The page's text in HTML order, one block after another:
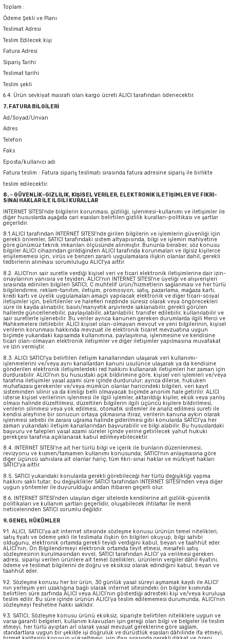
Toplam :
Ödeme Şekli ve Planı
Teslimat Adresi
Teslim Edilecek kişi
Fatura Adresi
Sipariş Tarihi
Teslimat tarihi
Teslim şekli
6.4. Ürün sevkiyat masrafı olan kargo ücreti ALICI tarafından ödenecektir.
7. FATURA BİLGİLERİ
Ad/Soyad/Unvan
Adres
Telefon
Faks
Eposta/kullanıcı adı
Fatura teslim : Fatura sipariş teslimatı sırasında fatura adresine sipariş ile birlikte
teslim edilecektir.
8. - GÜVENLİK-GİZLİLİK, KİŞİSEL VERİLER, ELEKTRONİK İLETİŞİMLER VE FİKRİ-
SINAİ HAKLAR İLE İLGİLİ KURALLAR
INTERNET SİTESİ'nde bilgilerin korunması, gizliliği, işlenmesi-kullanımı ve iletişimler ile
diğer hususlarda aşağıda cari esasları belirtilen gizlilik kuralları-politikası ve şartlar
geçerlidir.
8.1.ALICI tarafından İNTERNET SİTESİ'nde girilen bilgilerin ve işlemlerin güvenliği için
gerekli önlemler, SATICI tarafındaki sistem altyapısında, bilgi ve işlemin mahiyetine
göre günümüz teknik imkanları ölçüsünde alınmıştır. Bununla beraber, söz konusu
bilgiler ALICI cihazından girildiğinden ALICI tarafında korunmaları ve ilgisiz kişilerce
erişilememesi için, virüs ve benzeri zararlı uygulamalara ilişkin olanlar dahil, gerekli
tedbirlerin alınması sorumluluğu ALICI'ya aittir.
8.2. ALICI'nın sair suretle verdiği kişisel veri ve ticari elektronik iletişimlerine dair izin-
onaylarının yanısıra ve teyiden; ALICI'nın İNTERNET SİTESİ'ne üyeliği ve alışverişleri
sırasında edinilen bilgileri SATICI, C muhtelif ürün/hizmetlerin sağlanması ve her türlü
bilgilendirme, reklam-tanıtım, iletişim, promosyon, satış, pazarlama, mağaza kartı,
kredi kartı ve üyelik uygulamaları amaçlı yapılacak elektronik ve diğer ticari-sosyal
iletişimler için, belirtilenler ve halefleri nezdinde süresiz olarak veya öngörecekleri
süre ile kayda alınabilir, basılı/manyetik arşivlerde saklanabilir, gerekli görülen
hallerde güncellenebilir, paylaşılabilir, aktarılabilir, transfer edilebilir, kullanılabilir ve
sair suretlerle işlenebilir. Bu veriler ayrıca kanunen gereken durumlarda ilgili Merci ve
Mahkemelere iletilebilir. ALICI kişisel olan-olmayan mevcut ve yeni bilgilerinin, kişisel
verilerin korunması hakkında mevzuat ile elektronik ticaret mevzuatına uygun
biçimde yukarıdaki kapsamda kullanımına, paylaşımına, işlenmesine ve kendisine
ticari olan-olmayan elektronik iletişimler ve diğer iletişimler yapılmasına muvafakat
ve izin vermiştir.
8.3. ALICI SATICI'ya belirtilen iletişim kanallarından ulaşarak veri kullanımı-
işlenmelerini ve/veya aynı kanallardan kanuni usulünce ulaşarak ya da kendisine
gönderilen elektronik iletişimlerdeki red hakkını kullanarak iletişimleri her zaman için
durdurabilir. ALICI'nın bu husustaki açık bildirimine göre, kişisel veri işlemleri ve/veya
tarafına iletişimler yasal azami süre içinde durdurulur; ayrıca dilerse, hukuken
muhafazası gerekenler ve/veya mümkün olanlar haricindeki bilgileri, veri kayıt
sisteminden silinir ya da kimliği belli olmayacak biçimde anonim hale getirilir. ALICI
isterse kişisel verilerinin işlenmesi ile ilgili işlemler, aktarıldığı kişiler, eksik veya yanlış
olması halinde düzeltilmesi, düzeltilen bilgilerin ilgili üçüncü kişilere bildirilmesi,
verilerin silinmesi veya yok edilmesi, otomatik sistemler ile analiz edilmesi sureti ile
kendisi aleyhine bir sonucun ortaya çıkmasına itiraz, verilerin kanuna aykırı olarak
işlenmesi sebebi ile zarara uğrama halinde giderilmesi gibi konularda SATICI'ya her
zaman yukarıdaki iletişim kanallarından başvurabilir ve bilgi alabilir. Bu hususlardaki
başvuru ve talepleri yasal azami süreler içinde yerine getirilecek yahut hukuki
gerekçesi tarafına açıklanarak kabul edilmeyebilecektir.
8.4. INTERNET SİTESİ'ne ait her türlü bilgi ve içerik ile bunların düzenlenmesi,
revizyonu ve kısmen/tamamen kullanımı konusunda; SATICI'nın anlaşmasına göre
diğer üçüncü sahıslara ait olanlar hariç; tüm fikri-sınai haklar ve mülkiyet hakları
SATICI'ya aittir.
8.5. SATICI yukarıdaki konularda gerekli görebileceği her türlü değişikliği yapma
hakkını saklı tutar; bu değişiklikler SATICI tarafından INTERNET SİTESİ'nden veya diğer
uygun yöntemler ile duyurulduğu andan itibaren geçerli olur.
8.6. INTERNET SİTESİ'nden ulaşılan diğer sitelerde kendilerine ait gizlilik-güvenlik
politikaları ve kullanım şartları geçerlidir, oluşabilecek ihtilaflar ile menfi
neticelerinden SATICI sorumlu değildir.
9. GENEL HÜKÜMLER
9.1. ALICI, SATICI’ya ait internet sitesinde sözleşme konusu ürünün temel nitelikleri,
satış fiyatı ve ödeme şekli ile teslimata ilişkin ön bilgileri okuyup, bilgi sahibi
olduğunu, elektronik ortamda gerekli teyidi verdiğini kabul, beyan ve taahhüt eder.
ALICI’nın; Ön Bilgilendirmeyi elektronik ortamda teyit etmesi, mesafeli satış
sözleşmesinin kurulmasından evvel, SATICI tarafından ALICI' ya verilmesi gereken
adresi, siparişi verilen ürünlere ait temel özellikleri, ürünlerin vergiler dâhil fiyatını,
ödeme ve teslimat bilgilerini de doğru ve eksiksiz olarak edindiğini kabul, beyan ve
taahhüt eder.
9.2. Sözleşme konusu her bir ürün, 30 günlük yasal süreyi aşmamak kaydı ile ALICI'
nın yerleşim yeri uzaklığına bağlı olarak internet sitesindeki ön bilgiler kısmında
belirtilen süre zarfında ALICI veya ALICI’nın gösterdiği adresteki kişi ve/veya kuruluşa
teslim edilir. Bu süre içinde ürünün ALICI’ya teslim edilememesi durumunda, ALICI’nın
sözleşmeyi feshetme hakkı saklıdır.
9.3. SATICI, Sözleşme konusu ürünü eksiksiz, siparişte belirtilen niteliklere uygun ve
varsa garanti belgeleri, kullanım kılavuzları işin gereği olan bilgi ve belgeler ile teslim
etmeyi, her türlü ayıptan arî olarak yasal mevzuat gereklerine göre sağlam,
standartlara uygun bir şekilde işi doğruluk ve dürüstlük esasları dâhilinde ifa etmeyi,